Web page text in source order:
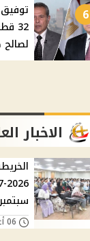
6
32
الاخبار
سبتمبر
06 أغسطس, 2026 02:59 م